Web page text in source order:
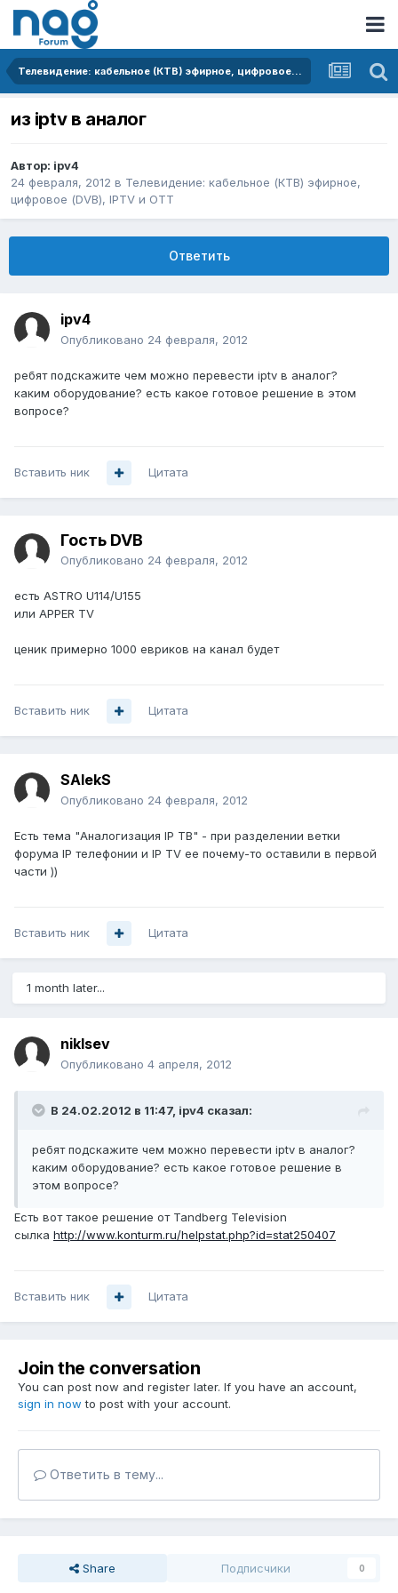
Телевидение: кабельное (КТВ) эфирное, цифровое (DVB), IPTV и OTT
из iptv в аналог
Автор: ipv4
24 февраля, 2012 в Телевидение: кабельное (КТВ) эфирное,
цифровое (DVB), IPTV и OTT
Ответить
ipv4
Опубликовано 24 февраля, 2012
ребят подскажите чем можно перевести iptv в аналог?
каким оборудование? есть какое готовое решение в этом
вопросе?
Вставить ник Цитата
Гость DVB
Опубликовано 24 февраля, 2012
есть ASTRO U114/U155
или APPER TV
ценик примерно 1000 евриков на канал будет
Вставить ник Цитата
SAlekS
Опубликовано 24 февраля, 2012
Есть тема "Аналогизация IP ТВ" - при разделении ветки
форума IP телефонии и IP TV ее почему-то оставили в первой
части ))
Вставить ник Цитата
1 month later...
niklsev
Опубликовано 4 апреля, 2012
В 24.02.2012 в 11:47, ipv4 сказал:
ребят подскажите чем можно перевести iptv в аналог?
каким оборудование? есть какое готовое решение в
этом вопросе?
Есть вот такое решение от Tandberg Television
сылка http://www.konturm.ru/helpstat.php?id=stat250407
Вставить ник Цитата
Join the conversation
You can post now and register later. If you have an account,
sign in now to post with your account.
Ответить в тему...
Share Подписчики 0